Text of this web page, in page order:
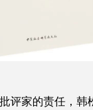
评家的责任，韩